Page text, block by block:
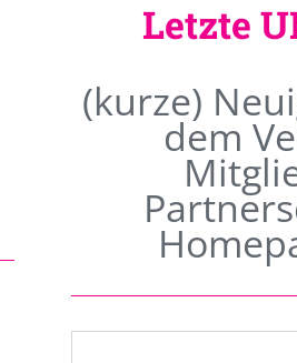
Letzte
(kurze)
dem